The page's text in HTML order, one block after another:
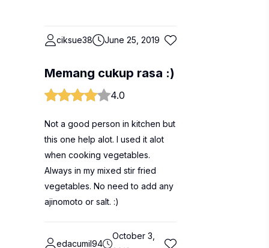
ciksue38 June 25, 2019
Memang cukup rasa :)
4.0
Not a good person in kitchen but
this one help alot. I used it alot
when cooking vegetables.
Always in my mixed stir fried
vegetables. No need to add any
ajinomoto or salt. :)
edacumil94
October 3,